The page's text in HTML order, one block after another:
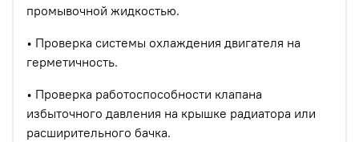
промывочной жидкостью.
• Проверка системы охлаждения двигателя на
герметичность.
• Проверка работоспособности клапана
избыточного давления на крышке радиатора или
расширительного бачка.